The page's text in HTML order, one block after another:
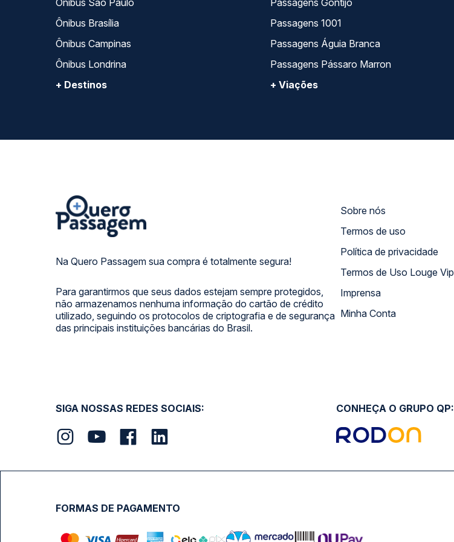
Ônibus São Paulo
Ônibus Brasília
Ônibus Campinas
Ônibus Londrina
+ Destinos
Passagens Gontijo
Passagens 1001
Passagens Águia Branca
Passagens Pássaro Marron
+ Viações
Na Quero Passagem sua compra é totalmente segura!
Para garantirmos que seus dados estejam sempre protegidos,
não armazenamos nenhuma informação do cartão de crédito
utilizado, seguindo os protocolos de criptografia e de segurança
das principais instituições bancárias do Brasil.
Sobre nós
Termos de uso
Política de privacidade
Termos de Uso Louge Vip
Imprensa
Minha Conta
SIGA NOSSAS REDES SOCIAIS: CONHEÇA O GRUPO QP:
FORMAS DE PAGAMENTO